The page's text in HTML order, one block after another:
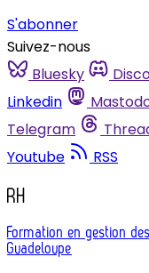
S'abonner
Suivez-nous
Bluesky
Linkedin
Telegram
Youtube
RSS
RH
Formation en gestion
Guadeloupe